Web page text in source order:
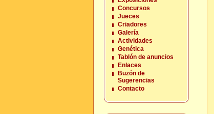
Concursos
Jueces
Criadores
Galería
Actividades
Genética
Tablón de anuncios
Enlaces
Buzón de
Sugerencias
Contacto